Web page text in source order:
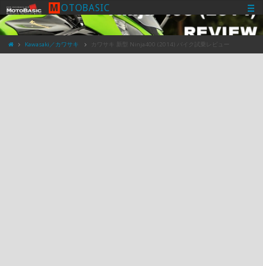
M OTOBASIC
Kawasaki／カワサキ カワサキ 新型 Ninja400 (2014) バイク試乗レビュー